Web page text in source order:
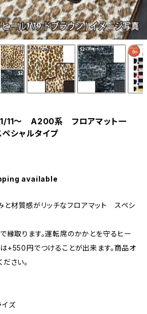
1/10
11〜 A200系 フロアマット一
シャルタイプ
available
材質感がリッチなフロアマット スペシ
縁取ります。運転席のかかとを守るヒー
+550円でつけることが出来ます。商品オ
さい。
イズ